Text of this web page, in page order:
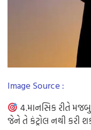
Image Source :
4.માનસિક રીતે
જેને તે કંટ્રોલ નથી કરી